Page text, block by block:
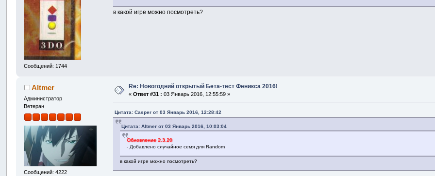
Сообщений: 1744
в какой игре можно посмотреть?
Altmer
Администратор
Ветеран
Сообщений: 4222
Re: Новогодний открытый Бета-тест Феникса 2016!
«Ответ #31 : 03 Январь 2016, 12:55:59 »
Цитата: Casper от 03 Январь 2016, 12:28:42
Цитата: Altmer от 03 Январь 2016, 10:03:04
Обновление 2.3.20
- Добавлено случайное семя для Random
в какой игре можно посмотреть?